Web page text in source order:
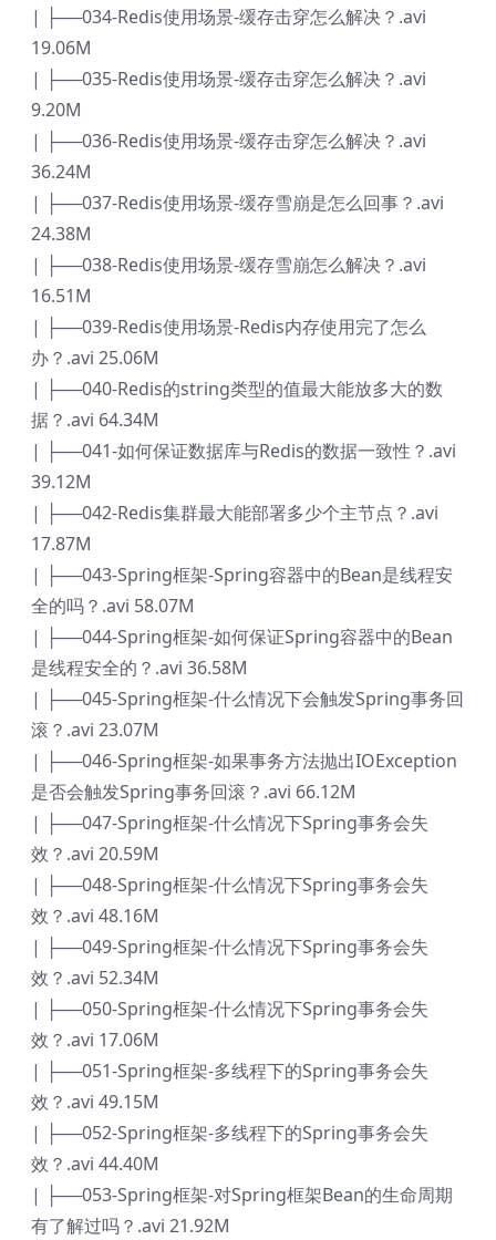
| ├──034-Redis使用场景-缓存击穿怎么解决？.avi
19.06M
| ├──035-Redis使用场景-缓存击穿怎么解决？.avi
9.20M
| ├──036-Redis使用场景-缓存击穿怎么解决？.avi
36.24M
| ├──037-Redis使用场景-缓存雪崩是怎么回事？.avi
24.38M
| ├──038-Redis使用场景-缓存雪崩怎么解决？.avi
16.51M
| ├──039-Redis使用场景-Redis内存使用完了怎么
办？.avi 25.06M
| ├──040-Redis的string类型的值最大能放多大的数
据？.avi 64.34M
| ├──041-如何保证数据库与Redis的数据一致性？.avi
39.12M
| ├──042-Redis集群最大能部署多少个主节点？.avi
17.87M
| ├──043-Spring框架-Spring容器中的Bean是线程安
全的吗？.avi 58.07M
| ├──044-Spring框架-如何保证Spring容器中的Bean
是线程安全的？.avi 36.58M
| ├──045-Spring框架-什么情况下会触发Spring事务回
滚？.avi 23.07M
| ├──046-Spring框架-如果事务方法抛出IOException
是否会触发Spring事务回滚？.avi 66.12M
| ├──047-Spring框架-什么情况下Spring事务会失
效？.avi 20.59M
| ├──048-Spring框架-什么情况下Spring事务会失
效？.avi 48.16M
| ├──049-Spring框架-什么情况下Spring事务会失
效？.avi 52.34M
| ├──050-Spring框架-什么情况下Spring事务会失
效？.avi 17.06M
| ├──051-Spring框架-多线程下的Spring事务会失
效？.avi 49.15M
| ├──052-Spring框架-多线程下的Spring事务会失
效？.avi 44.40M
| ├──053-Spring框架-对Spring框架Bean的生命周期
有了解过吗？.avi 21.92M